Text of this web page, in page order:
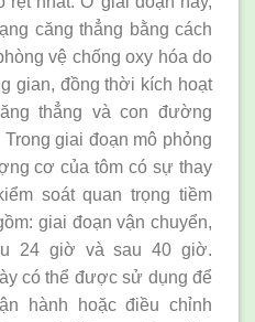
căng thẳng bằng cách
vệ chống oxy hóa do
gian, đồng thời kích hoạt
thẳng và con đường
giai đoạn mô phỏng
cơ của tôm có sự thay
soát quan trọng tiềm
giai đoạn vận chuyển,
24 giờ và sau 40 giờ.
có thể được sử dụng để
hành hoặc điều chỉnh